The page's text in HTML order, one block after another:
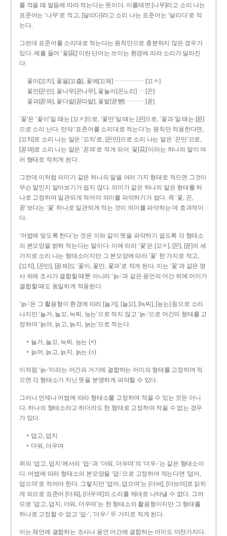
를 적을 때 발음에 따라 적는다는 뜻이다. 이를테면 [나무]라고 소리 나는
표준어는 ‘나무’로 적고, [달리다]라고 소리 나는 표준어는 ‘달리다’로 적
는다.
그런데 표준어를 소리대로 적는다는 원칙만으로 충분하지 않은 경우가
있다. 예를 들어 ‘꽃[花]’이란 단어는 쓰이는 환경에 따라 소리가 달라진
다.
꽃이[꼬치], 꽃을[꼬츨], 꽃에[꼬체] …………… [꼬ㅊ]
꽃만[꼰만], 꽃나무[꼰나무], 꽃놀이[꼰노리] … [꼰]
꽃과[꼳꽈], 꽃다발[꼳따발], 꽃밭[꼳빧] ……… [꼳]
‘꽃’은 ‘꽃이’일 때는 [꼬ㅊ]으로, ‘꽃만’일 때는 [꼰]으로, ‘꽃과’일 때는 [꼳]
으로 소리 난다. 만약 ‘표준어를 소리대로 적는다’는 원칙만 적용한다면,
[꼬치]로 소리 나는 말은 ‘꼬치’로, [꼰만]으로 소리 나는 말은 ‘꼰만’으로,
[꼳꽈]로 소리 나는 말은 ‘꼳꽈’로 적게 되어 ‘꽃[花]’이라는 하나의 말이 여
러 형태로 적히게 된다.
그런데 이처럼 의미가 같은 하나의 말을 여러 가지 형태로 적으면 그것이
무슨 말인지 알아보기가 쉽지 않다. 의미가 같은 하나의 말은 형태를 하
나로 고정하여 일관되게 적어야 의미를 파악하기가 쉽다. 즉 ‘꽃, 꼰,
꼳’보다는 ‘꽃’ 하나로 일관되게 적는 것이 의미를 파악하는 데 효과적이
다.
‘어법에 맞도록 한다’는 것은 이와 같이 뜻을 파악하기 쉽도록 각 형태소
의 본모양을 밝혀 적는다는 말이다. 이에 따라 ‘꽃’은 [꼬ㅊ], [꼰], [꼳]의 세
가지로 소리 나는 형태소이지만 그 본모양에 따라 ‘꽃’ 한 가지로 적고,
[꼬치], [꼰만], [꼳꽈]도 ‘꽃이, 꽃만, 꽃과’로 적게 된다. 이는 ‘꽃’과 같은 명
사 뒤에 조사가 결합할 때뿐 아니라 ‘늙-’과 같은 용언의 어간 뒤에 어미가
결합할 때도 동일하게 적용된다.
‘늙-’은 그 활용형이 환경에 따라 [늘거], [늘꼬], [늑찌], [능는] 등으로 소리
나지만 ‘늘거, 늘꼬, 늑찌, 능는’으로 적지 않고 ‘늙-’으로 어간의 형태를 고
정하여 ‘늙어, 늙고, 늙지, 늙는’으로 적는다.
늘거, 늘꼬, 늑찌, 능는 (×)
늙어, 늙고, 늙지, 늙는 (○)
이처럼 ‘늙-­’이라는 어간과 거기에 결합하는 어미의 형태를 고정하여 적
으면 각 형태소가 지닌 뜻을 분명하게 파악할 수 있다.
그러나 언제나 어법에 따라 형태소를 고정하여 적을 수 있는 것은 아니
다. 하나의 형태소라고 하더라도 한 형태로 고정하여 적을 수 없는 경우
가 있다.
덥고, 덥지
더워, 더우며
위의 ‘덥고, 덥지’에서의 ‘덥-­’과 ‘더워, 더우며’의 ‘더우-­’는 같은 형태소이
다. 어법에 따라 형태소의 본모양을 ‘덥-­’으로 고정하여 적는다면 ‘덥어,
덥으며’로 적어야 한다. 그렇지만 ‘덥어, 덥으며’는 [더버], [더브며]로 읽히
게 되므로 표준어 [더워], [더우며]의 소리를 제대로 나타낼 수 없다. 그러
므로 ‘덥고, 덥지, 더워, 더우며’는 한 형태소의 활용형이지만 그 형태를
하나로 고정할 수 없고 ‘덥-’, ‘더우-’ 두 가지로 적게 된다.
이는 체언에 결합하는 조사나 용언 어간에 결합하는 어미도 마찬가지다.